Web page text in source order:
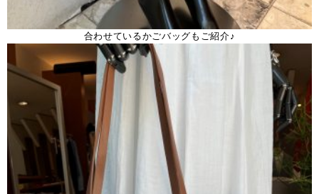
合わせているかごバッグもご紹介♪